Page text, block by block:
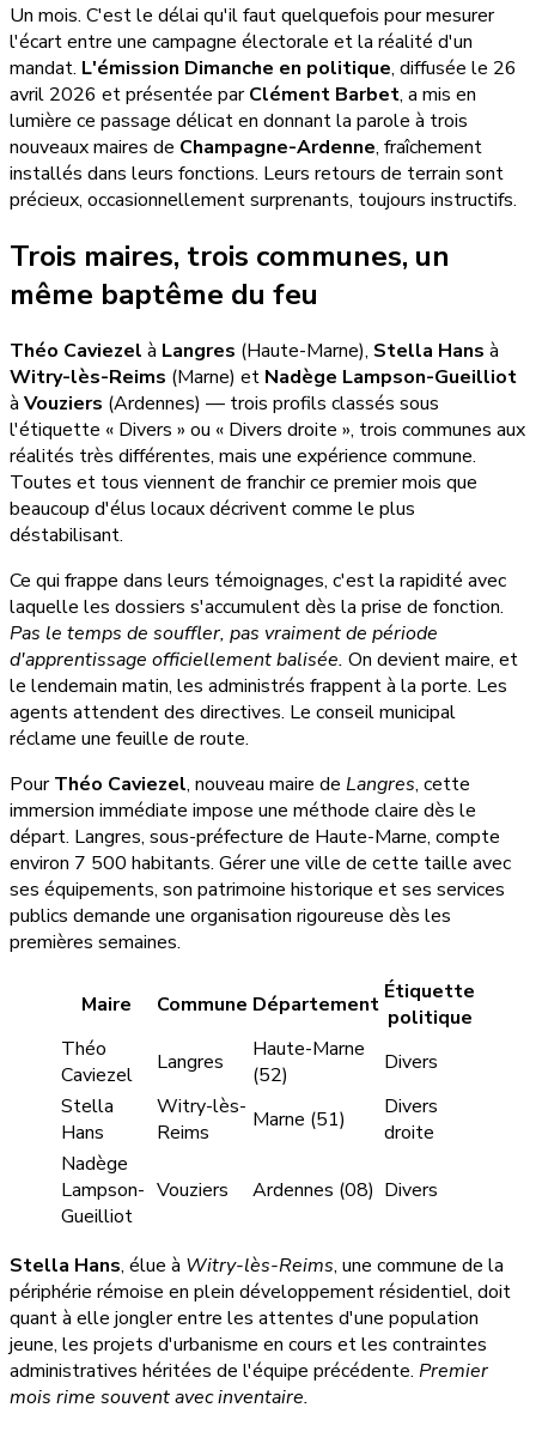
Un mois. C'est le délai qu'il faut quelquefois pour mesurer
l'écart entre une campagne électorale et la réalité d'un
mandat. L'émission Dimanche en politique, diffusée le 26
avril 2026 et présentée parClément Barbet, a mis en
lumière ce passage délicat en donnant la parole à trois
nouveaux maires de Champagne-Ardenne, fraîchement
installés dans leurs fonctions. Leurs retours de terrain sont
précieux, occasionnellement surprenants, toujours instructifs.
Trois maires, trois communes, un
même baptême du feu
Théo Caviezel à Langres (Haute-Marne), Stella Hans à
Witry-lès-Reims (Marne) et Nadège Lampson-Gueilliot
à Vouziers (Ardennes) — trois profils classés sous
l'étiquette « Divers » ou « Divers droite », trois communes aux
réalités très différentes, mais une expérience commune.
Toutes et tous viennent de franchir ce premier mois que
beaucoup d'élus locaux décrivent comme le plus
déstabilisant.
Ce qui frappe dans leurs témoignages, c'est la rapidité avec
laquelle les dossiers s'accumulent dès la prise de fonction.
Pas le temps de souffler, pas vraiment de période
d'apprentissage officiellement balisée. On devient maire, et
le lendemain matin, les administrés frappent à la porte. Les
agents attendent des directives. Le conseil municipal
réclame une feuille de route.
PourThéo Caviezel, nouveau maire de Langres, cette
immersion immédiate impose une méthode claire dès le
départ. Langres, sous-préfecture de Haute-Marne, compte
environ 7 500 habitants. Gérer une ville de cette taille avec
ses équipements, son patrimoine historique et ses services
publics demande une organisation rigoureuse dès les
premières semaines.
Maire Commune Département Étiquette
politique
Théo
Caviezel
Langres
Haute-Marne
(52)
Divers
Stella
Hans
Witry-lès-
Reims
Marne (51)
Divers
droite
Nadège
Lampson-
Gueilliot
Vouziers Ardennes (08) Divers
Stella Hans, élue à Witry-lès-Reims, une commune de la
périphérie rémoise en plein développement résidentiel, doit
quant à elle jongler entre les attentes d'une population
jeune, les projets d'urbanisme en cours et les contraintes
administratives héritées de l'équipe précédente. Premier
mois rime souvent avec inventaire.